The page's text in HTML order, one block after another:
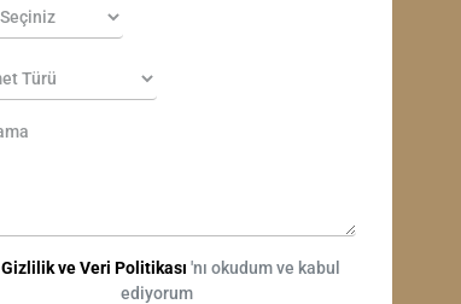
Gizlilik ve Veri Politikası 'nı okudum ve kabul
ediyorum